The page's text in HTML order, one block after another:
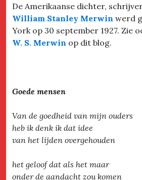
De Amerikaanse dichter,
William Stanley Merwin werd
York op 30 september 1927. Zie
W. S. Merwin op dit blog.
Goede mensen
Van de goedheid van mijn ouders
heb ik denk ik dat idee
van het lijden overgehouden
het geloof dat als het maar
onder de aandacht zou komen